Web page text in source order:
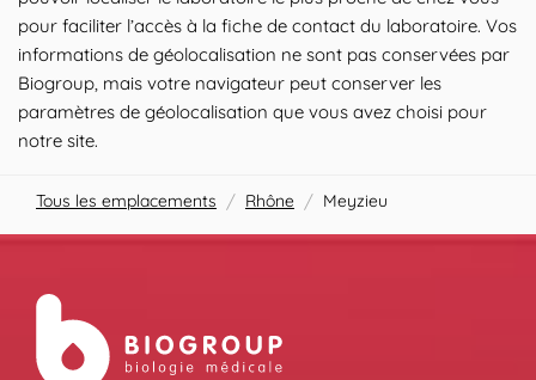
pour faciliter l’accès à la fiche de contact du laboratoire. Vos
informations de géolocalisation ne sont pas conservées par
Biogroup, mais votre navigateur peut conserver les
paramètres de géolocalisation que vous avez choisi pour
notre site.
Tous les emplacements / Rhône / Meyzieu